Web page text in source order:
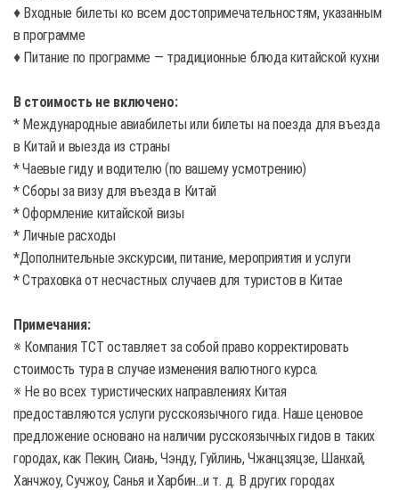
♦ Входные билеты ко всем достопримечательностям, указанным
в программе
♦ Питание по программе — традиционные блюда китайской кухни
В стоимость не включено:
* Международные авиабилеты или билеты на поезда для въезда
в Китай и выезда из страны
* Чаевые гиду и водителю (по вашему усмотрению)
* Сборы за визу для въезда в Китай
* Оформление китайской визы
* Личные расходы
*Дополнительные экскурсии, питание, мероприятия и услуги
* Страховка от несчастных случаев для туристов в Китае
Примечания:
※ Компания TCT оставляет за собой право корректировать
стоимость тура в случае изменения валютного курса.
※ Не во всех туристических направлениях Китая
предоставляются услуги русскоязычного гида. Наше ценовое
предложение основано на наличии русскоязычных гидов в таких
городах, как Пекин, Сиань, Чэнду, Гуйлинь, Чжанцзяцзе, Шанхай,
Ханчжоу, Сучжоу, Санья и Харбин...и т. д. В других городах